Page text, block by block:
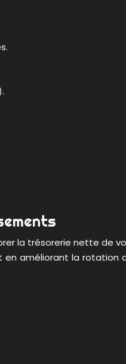
la trésorerie nette de
en améliorant la rotation